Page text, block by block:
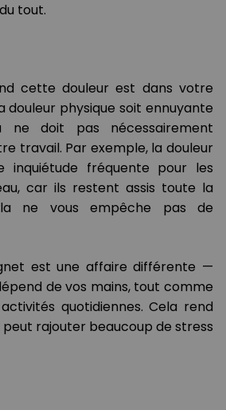
tout.
cette douleur est dans votre
douleur physique soit ennuyante
ne doit pas nécessairement
travail. Par exemple, la douleur
inquiétude fréquente pour les
car ils restent assis toute la
ne vous empêche pas de
est une affaire différente —
de vos mains, tout comme
quotidiennes. Cela rend
rajouter beaucoup de stress